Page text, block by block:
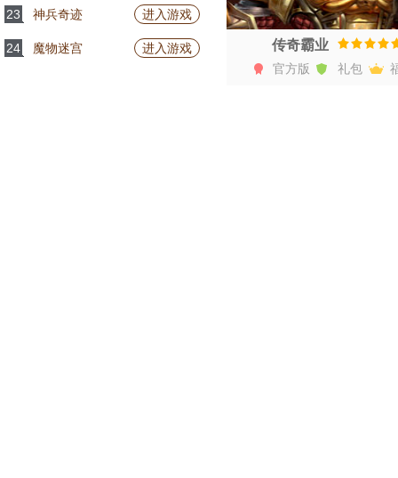
23 神兵奇迹 进入游戏
24 魔物迷宫 进入游戏 传奇霸业
官方版 礼包